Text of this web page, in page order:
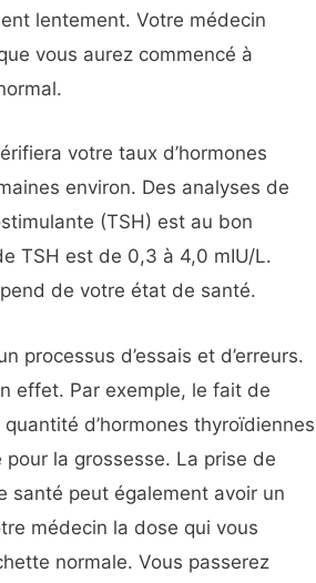
lentement. Votre médecin
vous aurez commencé à
votre taux d’hormones
environ. Des analyses de
(TSH) est au bon
TSH est de 0,3 à 4,0 mIU/L.
de votre état de santé.
processus d’essais et d’erreurs.
effet. Par exemple, le fait de
d’hormones thyroïdiennes
la grossesse. La prise de
santé peut également avoir un
médecin la dose qui vous
normale. Vous passerez